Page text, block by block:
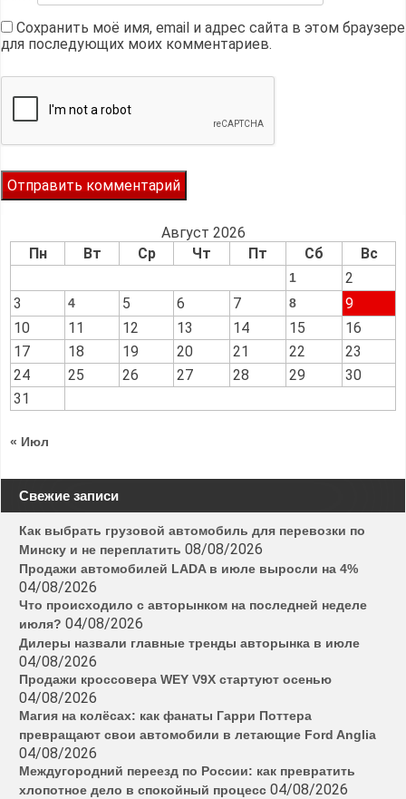
Сохранить моё имя, email и адрес сайта в этом браузере
для последующих моих комментариев.
Август 2026
Пн
Вт Ср Чт Пт Сб Вс
1
2
3
4 5 6 7 8
9
10
11 12 13 14 15
16
17
18 19 20 21 22
23
24
25 26 27 28 29
30
31
« Июл
Свежие записи
Как выбрать грузовой автомобиль для перевозки по
Минску и не переплатить 08/08/2026
Продажи автомобилей LADA в июле выросли на 4%
04/08/2026
Что происходило с авторынком на последней неделе
июля? 04/08/2026
Дилеры назвали главные тренды авторынка в июле
04/08/2026
Продажи кроссовера WEY V9X стартуют осенью
04/08/2026
Магия на колёсах: как фанаты Гарри Поттера
превращают свои автомобили в летающие Ford Anglia
04/08/2026
Междугородний переезд по России: как превратить
хлопотное дело в спокойный процесс 04/08/2026